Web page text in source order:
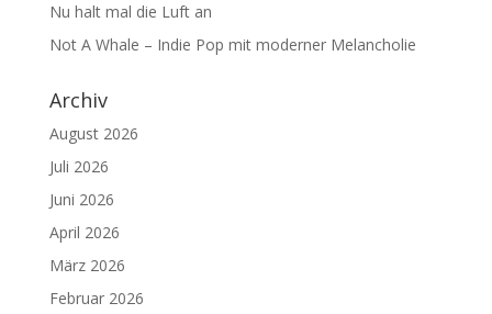
Nu halt mal die Luft an
Not A Whale – Indie Pop mit moderner Melancholie
Archiv
August 2026
Juli 2026
Juni 2026
April 2026
März 2026
Februar 2026